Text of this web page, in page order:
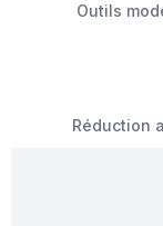
Outils
Réduction